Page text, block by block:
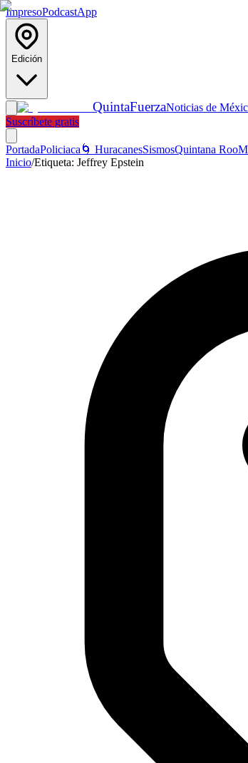
ImpresoPodcastApp
Edición
QuintaFuerzaNoticias de
Suscríbete gratis
PortadaPoliciaca 🌀 HuracanesSismosQuintana Roo
Inicio/Etiqueta: Jeffrey Epstein